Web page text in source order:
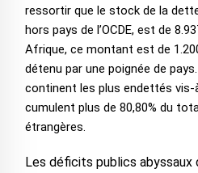
ressortir que le stock de la
hors pays de l’OCDE, est de
Afrique, ce montant est de
détenu par une poignée de
continent les plus endettés vis-
cumulent plus de 80,80% du
étrangères.
Les déficits publics abyssaux